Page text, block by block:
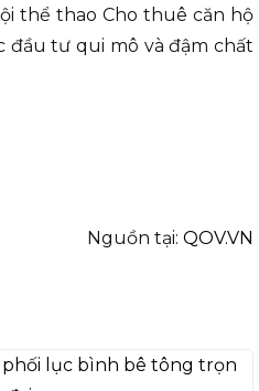
thể thao Cho thuê căn hộ
đầu tư qui mô và đậm chất
Nguồn tại: QOV.VN